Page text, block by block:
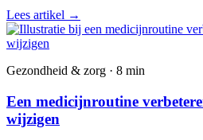
Lees artikel →
Gezondheid & zorg · 8 min
Een medicijnroutine
wijzigen